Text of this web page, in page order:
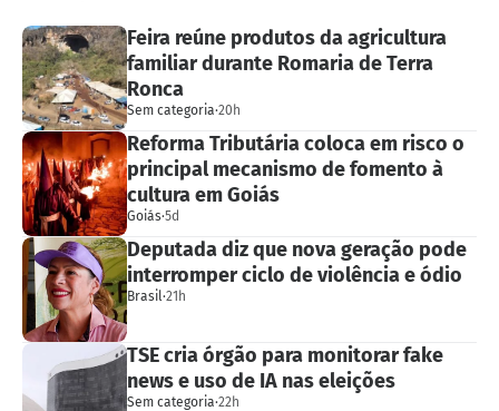
Feira reúne produtos da agricultura
familiar durante Romaria de Terra
Ronca
Sem categoria·20h
Reforma Tributária coloca em risco o
principal mecanismo de fomento à
cultura em Goiás
Goiás·5d
Deputada diz que nova geração pode
interromper ciclo de violência e ódio
Brasil·21h
TSE cria órgão para monitorar fake
news e uso de IA nas eleições
Sem categoria·22h